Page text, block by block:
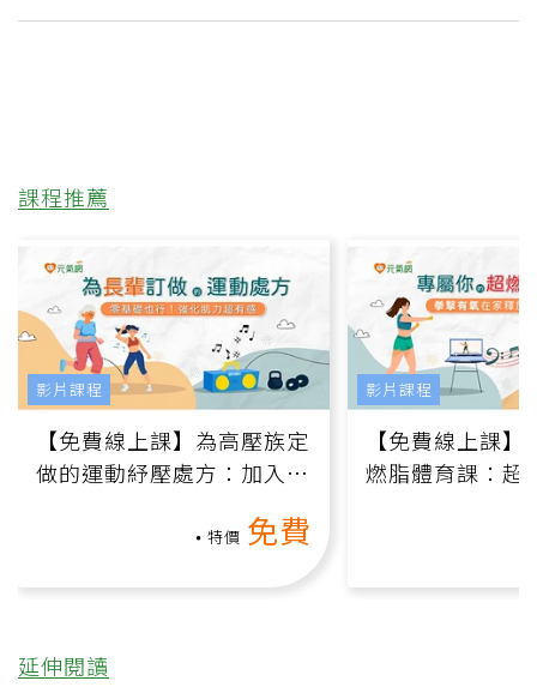
課程推薦
【免費線上課】為高壓族定
做的運動紓壓處方：加入行
特價 免費
影片課程
【免費線上課
燃脂體育課：超
影片課程
延伸閱讀